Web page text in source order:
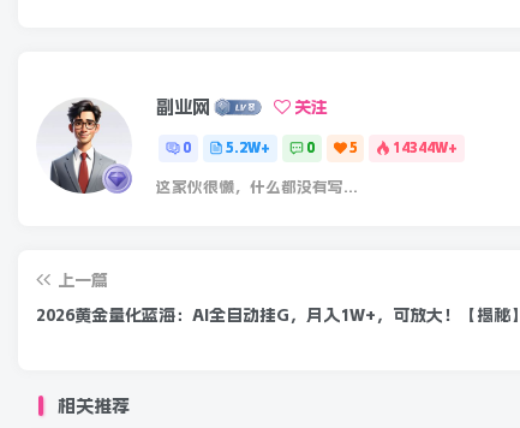
副业网 关注
0 5.2W+ 0 5 14344W+
这家伙很懒，什么都没有写...
上一篇
2026黄金量化蓝海：AI全自动挂G，月入1W+，可放大！【揭秘】
相关推荐